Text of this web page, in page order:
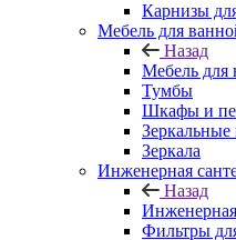
Карнизы
Мебель для
Назад
Мебель для
Тумбы
Шкафы и
Зеркала
Инженерная
Назад
Фильтры